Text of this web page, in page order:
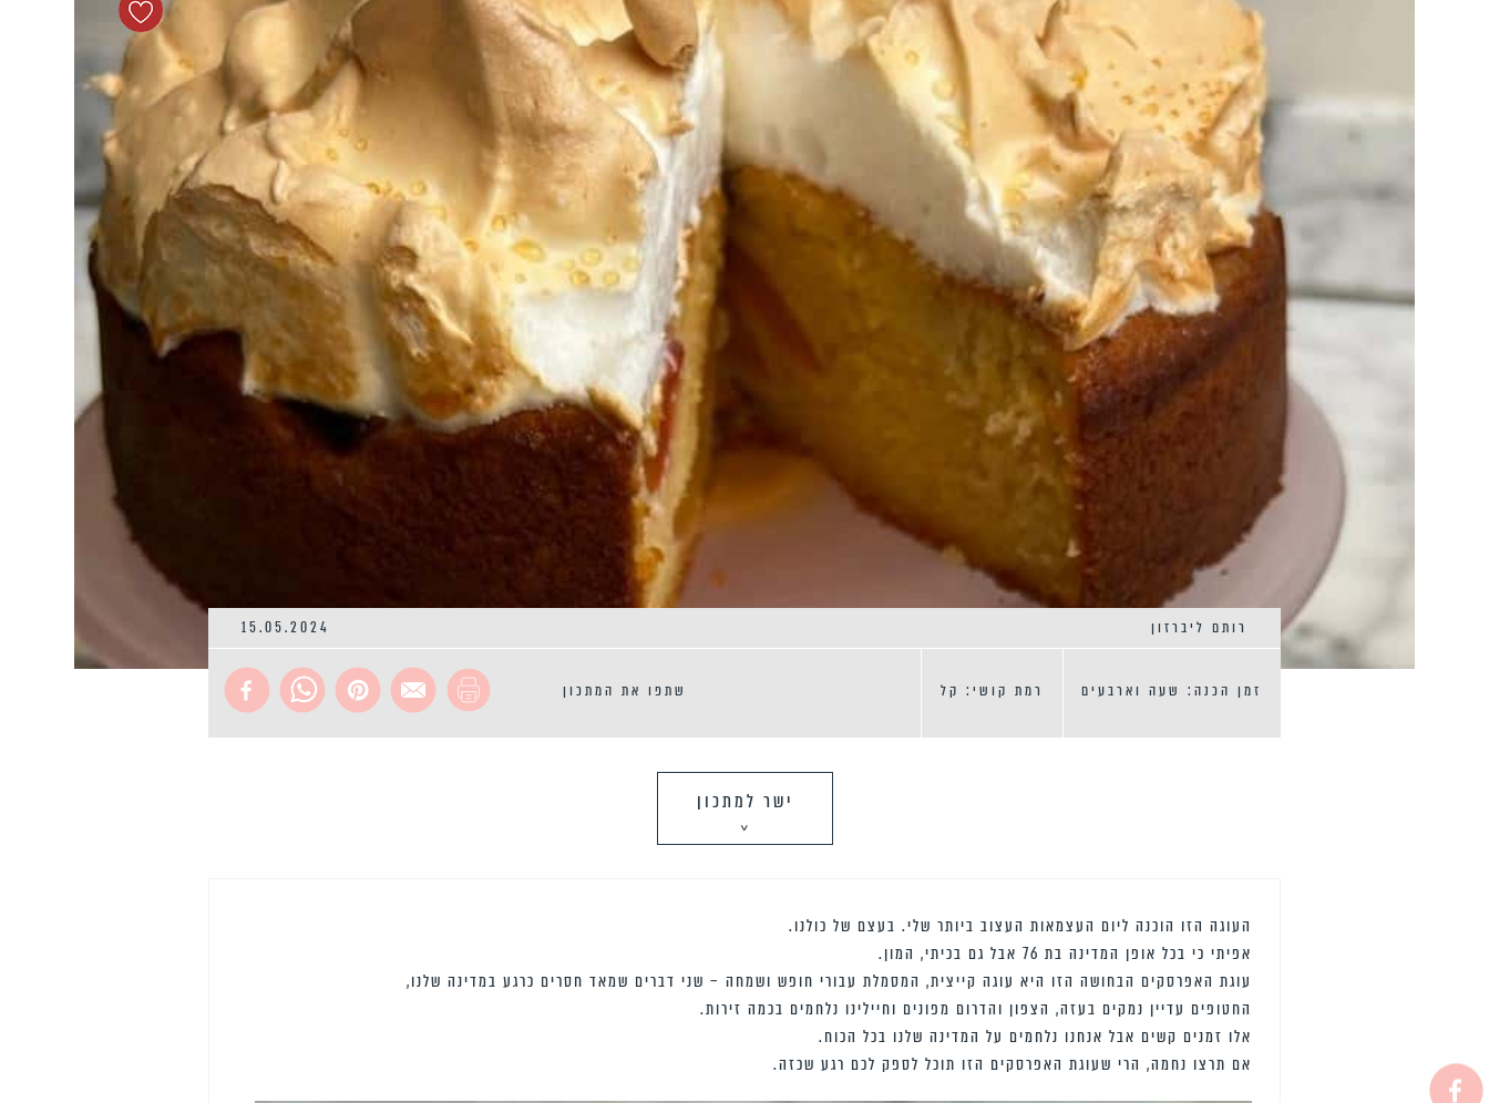
15.05.2024 רותם ליברזון
זמן הכנה: שעה וארבעים רמת קושי: קל שתפו את המתכון
ישר למתכון
>
העוגה הזו הוכנה ליום העצמאות העצוב ביותר שלי. בעצם של כולנו.
אפיתי כי בכל אופן המדינה בת 76 אבל גם בכיתי, המון.
עוגת האפרסקים הבחושה הזו היא עוגה קייצית, המסמלת עבורי חופש ושמחה – שני דברים שמאד חסרים כרגע במדינה שלנו,
החטופים עדיין נמקים בעזה, הצפון והדרום מפונים וחיילינו נלחמים בכמה זירות.
אלו זמנים קשים אבל אנחנו נלחמים על המדינה שלנו בכל הכוח.
אם תרצו נחמה, הרי שעוגת האפרסקים הזו תוכל לספק לכם רגע שכזה.